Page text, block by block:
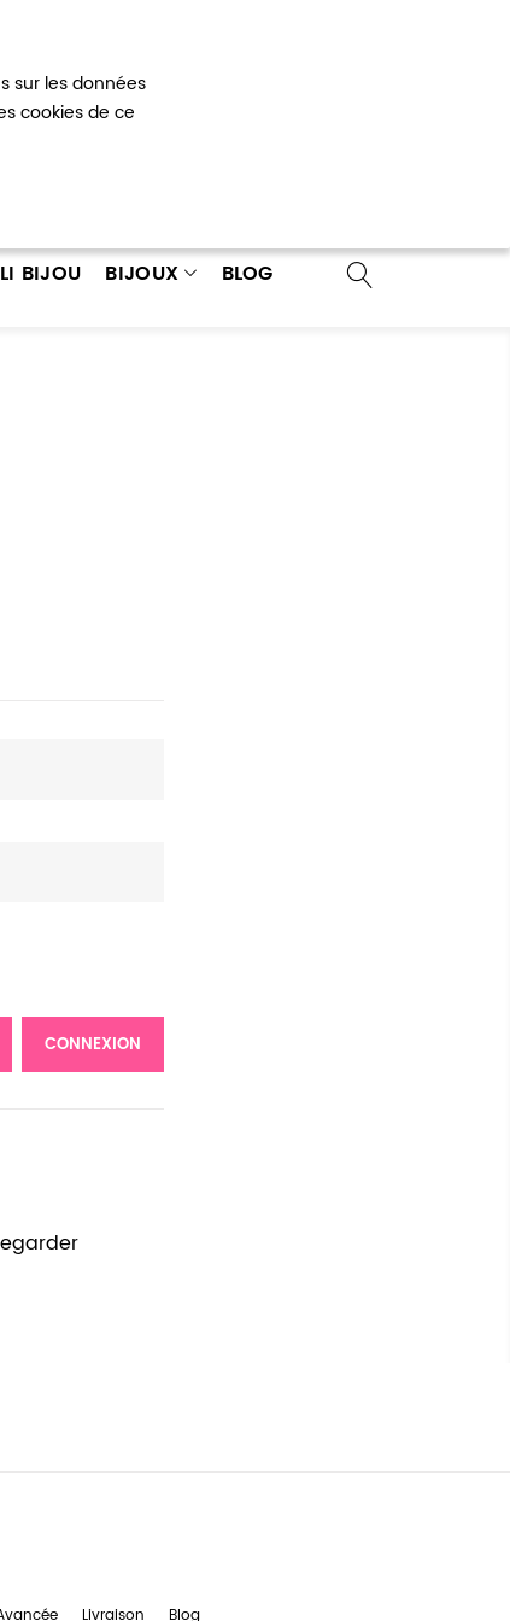
sur les données
cookies de ce
BIJOU BIJOUX BLOG
CONNEXION
Livraison Blog